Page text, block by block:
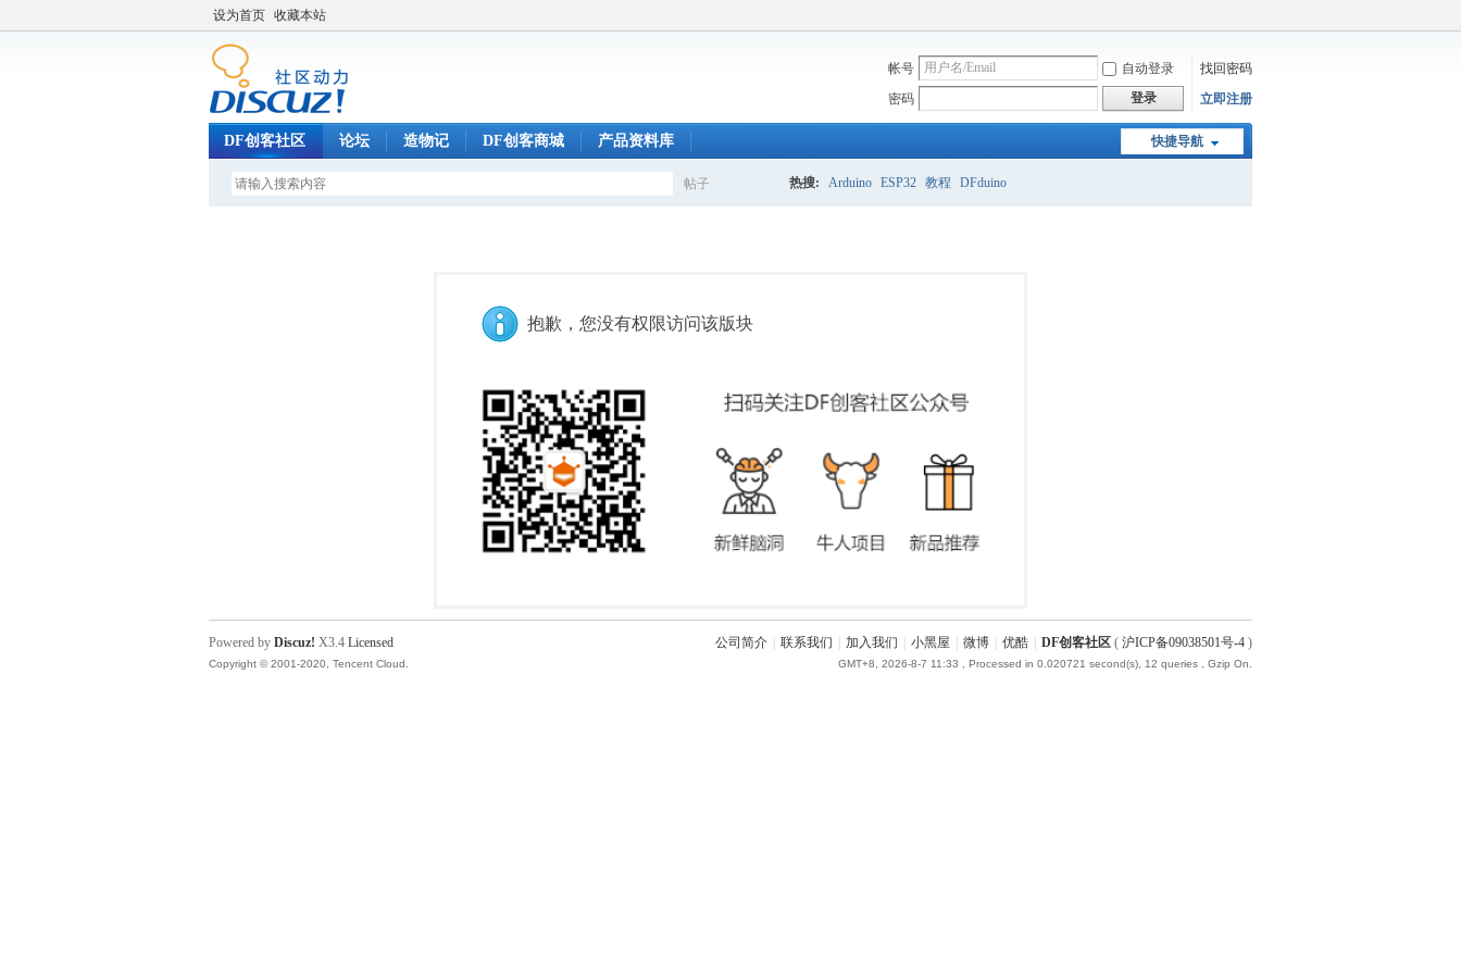
设为首页 收藏本站
帐号 自动登录
找回密码
密码
登录 立即注册
快捷导航
DF创客社区 论坛 造物记 DF创客商城 产品资料库
帖子 热搜: Arduino ESP32 教程 DFduino
抱歉，您没有权限访问该版块
公司简介 联系我们 加入我们 小黑屋 微博 优酷 DF创客社区 ( 沪ICP备09038501号-4 )
GMT+8, 2026-8-7 11:33 , Processed in 0.020721 second(s), 12 queries , Gzip On.
Powered by Discuz! X3.4 Licensed
Copyright © 2001-2020, Tencent Cloud.